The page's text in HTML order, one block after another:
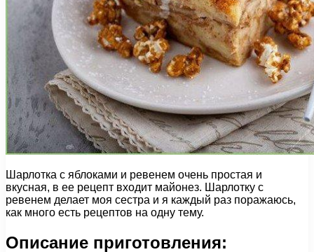
Шарлотка с яблоками и ревенем очень простая и
вкусная, в ее рецепт входит майонез. Шарлотку с
ревенем делает моя сестра и я каждый раз поражаюсь,
как много есть рецептов на одну тему.
Описание приготовления: